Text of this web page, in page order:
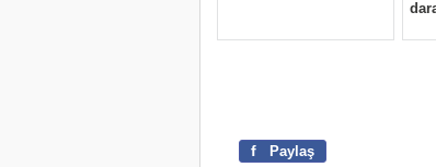
f Paylaş